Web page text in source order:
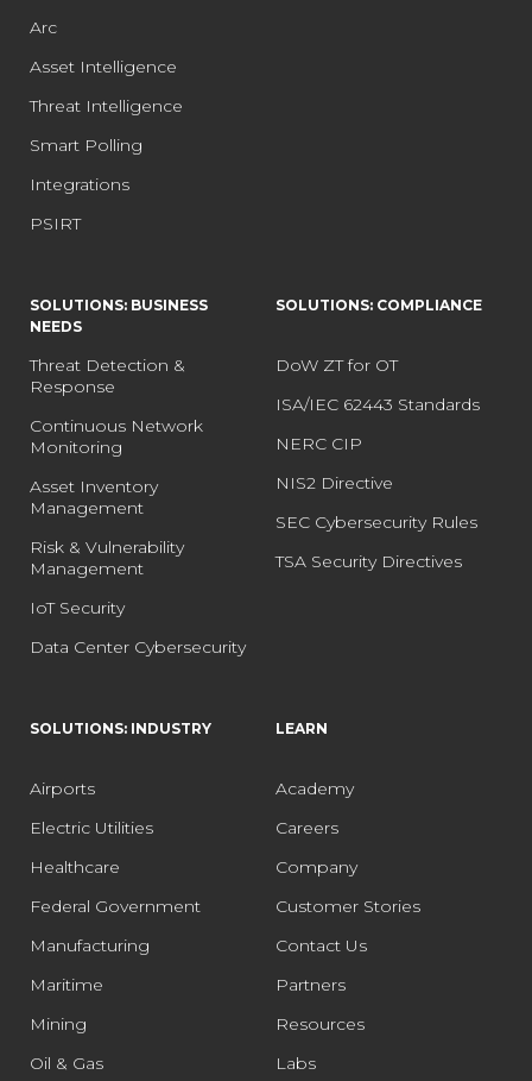
Arc
Asset Intelligence
Threat Intelligence
Smart Polling
Integrations
PSIRT
SOLUTIONS: BUSINESS
NEEDS
Threat Detection &
Response
Continuous Network
Monitoring
Asset Inventory
Management
Risk & Vulnerability
Management
IoT Security
Data Center Cybersecurity
SOLUTIONS: COMPLIANCE
DoW ZT for OT
ISA/IEC 62443 Standards
NERC CIP
NIS2 Directive
SEC Cybersecurity Rules
TSA Security Directives
SOLUTIONS: INDUSTRY
Airports
Electric Utilities
Healthcare
Federal Government
Manufacturing
Maritime
Mining
Oil & Gas
LEARN
Academy
Careers
Company
Customer Stories
Contact Us
Partners
Resources
Labs